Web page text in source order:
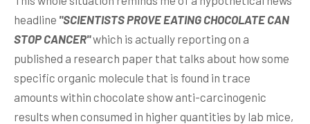
headline "SCIENTISTS PROVE EATING CHOCOLATE CAN
STOP CANCER"which is actually reporting on a
published a research paper that talks about how some
specific organic molecule that is found in trace
amounts within chocolate show anti-carcinogenic
results when consumed in higher quantities by lab mice,